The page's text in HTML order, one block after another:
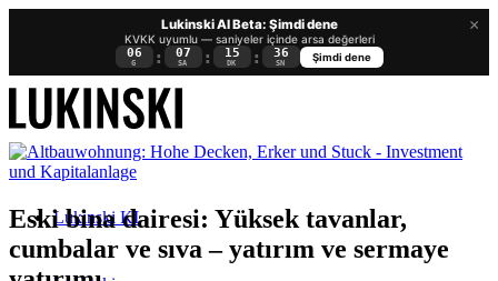
×
Lukinski AI Beta: Şimdi dene
KVKK uyumlu — saniyeler içinde arsa değerleri
06
G : 07
SA : 15
DK : 36
SN
Şimdi dene
Lukinski KI
Eski bina dairesi: Yüksek tavanlar,
cumbalar ve sıva – yatırım ve sermaye